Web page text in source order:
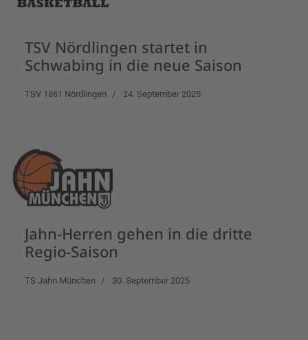
TSV Nördlingen startet in
Schwabing in die neue Saison
TSV 1861 Nördlingen 24. September 2025
Jahn-Herren gehen in die dritte
Regio-Saison
TS Jahn München 30. September 2025